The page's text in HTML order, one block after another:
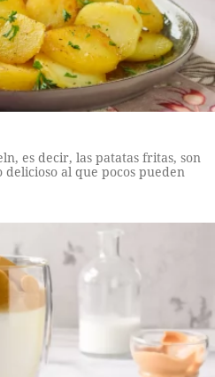
es decir, las patatas fritas, son
al que pocos pueden